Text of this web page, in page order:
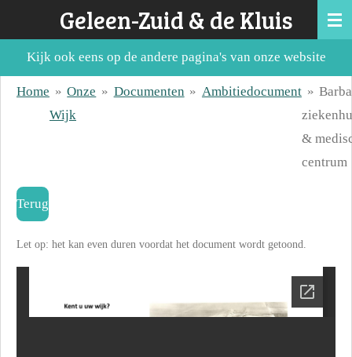
direct
naar
de
hoofdinhoud
Geleen-Zuid & de Kluis
Kijk ook eens op de andere pagina's van onze website
Home » Onze
Wijk
» Documenten » Ambitiedocument »
&
centrum
Terug
Let op: het kan even duren voordat het document wordt getoond.